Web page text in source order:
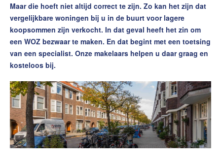
Contact
Word jij onze nieuwe makelaar?
Woning Waarde Adviesdagen
De waarde van uw woning
Blog
De Amsterdamse woningmarkt
verandert
Lees de blog vanRedactie Makelaars van
Amsterdam
Maar die hoeft niet altijd correct te zijn. Zo kan het zijn dat
vergelijkbare woningen bij u in de buurt voor lagere
koopsommen zijn verkocht. In dat geval heeft het zin om
een WOZ bezwaar te maken. En dat begint met een toetsing
van een specialist. Onze makelaars helpen u daar graag en
kosteloos bij.